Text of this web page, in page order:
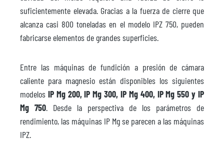
suficientemente elevada. Gracias a la fuerza de cierre que
alcanza casi 800 toneladas en el modelo IPZ 750, pueden
fabricarse elementos de grandes superficies.
Entre las máquinas de fundición a presión de cámara
caliente para magnesio están disponibles los siguientes
modelos IP Mg 200, IP Mg 300, IP Mg 400, IP Mg 550 y IP
Mg 750. Desde la perspectiva de los parámetros de
rendimiento, las máquinas IP Mg se parecen a las máquinas
IPZ.